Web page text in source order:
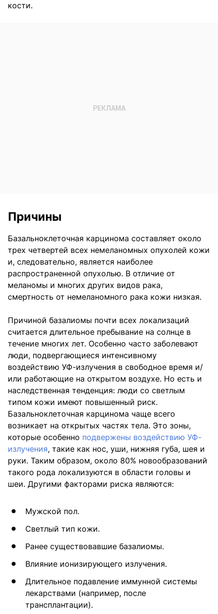
кости.
Причины
Базальноклеточная карцинома составляет около
трех четвертей всех немеланомных опухолей кожи
и, следовательно, является наиболее
распространенной опухолью. В отличие от
меланомы и многих других видов рака,
смертность от немеланомного рака кожи низкая.
Причиной базалиомы почти всех локализаций
считается длительное пребывание на солнце в
течение многих лет. Особенно часто заболевают
люди, подвергающиеся интенсивному
воздействию УФ-излучения в свободное время и/
или работающие на открытом воздухе. Но есть и
наследственная тенденция: люди со светлым
типом кожи имеют повышенный риск.
Базальноклеточная карцинома чаще всего
возникает на открытых частях тела. Это зоны,
которые особенно подвержены воздействию УФ-
излучения, такие как нос, уши, нижняя губа, шея и
руки. Таким образом, около 80% новообразований
такого рода локализуются в области головы и
шеи. Другими факторами риска являются:
Мужской пол.
Светлый тип кожи.
Ранее существовавшие базалиомы.
Влияние ионизирующего излучения.
Длительное подавление иммунной системы
лекарствами (например, после
трансплантации).